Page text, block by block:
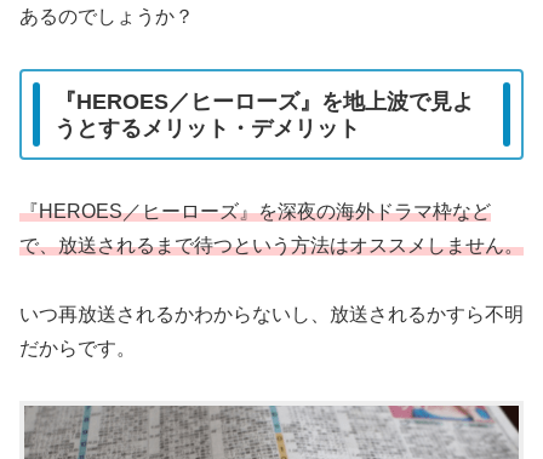
あるのでしょうか？
『HEROES／ヒーローズ』を地上波で見よ
うとするメリット・デメリット
『HEROES／ヒーローズ』を深夜の海外ドラマ枠など
で、放送されるまで待つという方法はオススメしません。
いつ再放送されるかわからないし、放送されるかすら不明
だからです。